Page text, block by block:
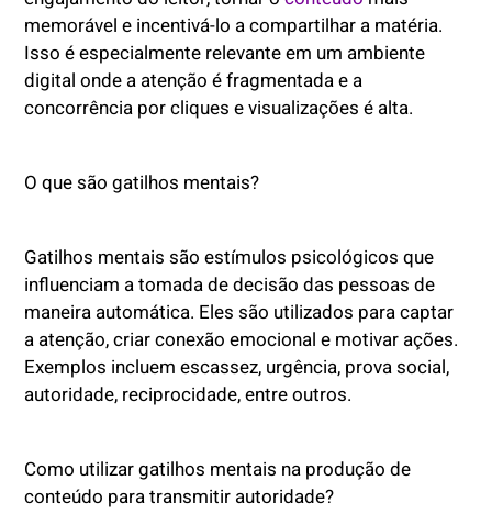
memorável e incentivá-lo a compartilhar a matéria.
Isso é especialmente relevante em um ambiente
digital onde a atenção é fragmentada e a
concorrência por cliques e visualizações é alta.
O que são gatilhos mentais?
Gatilhos mentais são estímulos psicológicos que
influenciam a tomada de decisão das pessoas de
maneira automática. Eles são utilizados para captar
a atenção, criar conexão emocional e motivar ações.
Exemplos incluem escassez, urgência, prova social,
autoridade, reciprocidade, entre outros.
Como utilizar gatilhos mentais na produção de
conteúdo para transmitir autoridade?